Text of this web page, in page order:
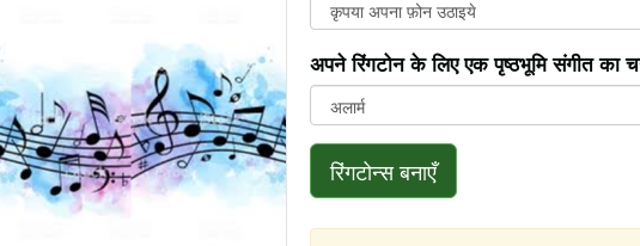
अपने रिंगटोन के लिए एक पृष्ठभूमि संगीत का
रिंगटोन्स बनाएँ